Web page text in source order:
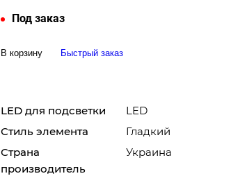
Под заказ
В корзину Быстрый заказ
LED для подсветки
LED
Стиль элемента
Гладкий
Страна
производитель
Украина